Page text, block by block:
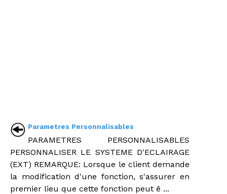
Parametres Personnalisables
PARAMETRES PERSONNALISABLES
PERSONNALISER LE SYSTEME D'ECLAIRAGE
(EXT) REMARQUE: Lorsque le client demande
la modification d'une fonction, s'assurer en
premier lieu que cette fonction peut ê ...